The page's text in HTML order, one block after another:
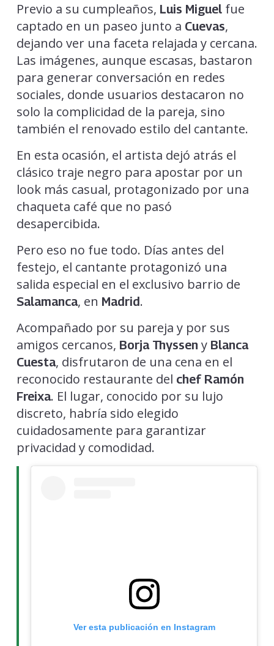
Previo a su cumpleaños, Luis Miguelfue
captado en un paseo junto a Cuevas,
dejando ver una faceta relajada y cercana.
Las imágenes, aunque escasas, bastaron
para generar conversación en redes
sociales, donde usuarios destacaron no
solo la complicidad de la pareja, sino
también el renovado estilo del cantante.
En esta ocasión, el artista dejó atrás el
clásico traje negro para apostar por un
look más casual, protagonizado por una
chaqueta café que no pasó
desapercibida.
Pero eso no fue todo. Días antes del
festejo, el cantante protagonizó una
salida especial en el exclusivo barrio de
Salamanca, en Madrid.
Acompañado por su pareja y por sus
amigos cercanos, Borja Thyssen y Blanca
Cuesta, disfrutaron de una cena en el
reconocido restaurante del chef Ramón
Freixa. El lugar, conocido por su lujo
discreto, habría sido elegido
cuidadosamente para garantizar
privacidad y comodidad.
Ver esta publicación en Instagram